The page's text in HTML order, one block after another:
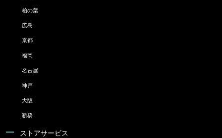
柏の葉
広島
京都
福岡
名古屋
神戸
大阪
新橋
ストアサービス